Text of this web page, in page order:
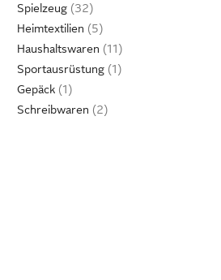
Spielzeug
Heimtextilien
Haushaltswaren
Sportausrüstung
Gepäck
Schreibwaren